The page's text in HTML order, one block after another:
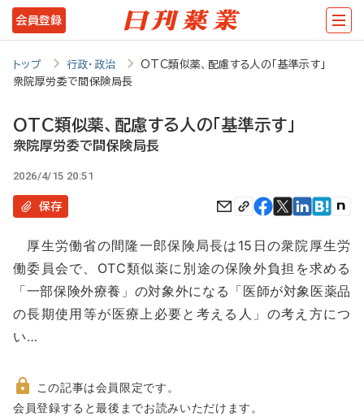
メ
イ
テ
ツ
に
動
会員登録
トップ 行政・政治
OTC類似薬、配慮する人の「基準示す」
衆院厚労委で間保険局長
OTC類似薬、配慮する人の「基準示す」
衆院厚労委で間保険局長
2026/4/15 20:51
保存
厚生労働省の間隆一郎保険局長は15日の衆院厚生労
働委員会で、OTC類似薬に別途の保険外負担を求める
「一部保険外療養」の対象外になる「医師が対象医薬品
の長期使用等が医療上必要と考える人」の考え方につ
い…
非
この記事は会員限定です。
会員登録すると最後までお読みいただけます。